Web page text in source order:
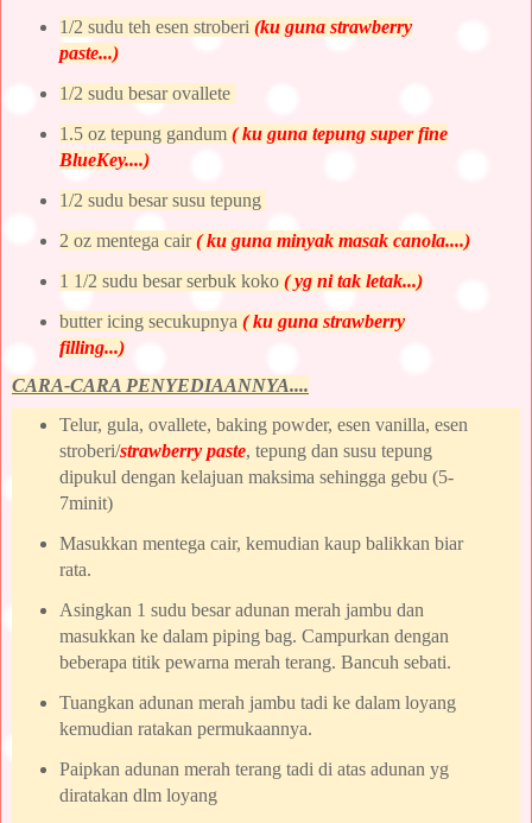
1/2 sudu teh esen stroberi (ku guna strawberry
paste...)
1/2 sudu besar ovallete
1.5 oz tepung gandum ( ku guna tepung super fine
BlueKey....)
1/2 sudu besar susu tepung
2 oz mentega cair( ku guna minyak masak canola....)
1 1/2 sudu besar serbuk koko( yg ni tak letak...)
butter icing secukupnya ( ku guna strawberry
filling...)
CARA-CARA PENYEDIAANNYA....
Telur, gula, ovallete, baking powder, esen vanilla, esen
stroberi/strawberry paste, tepung dan susu tepung
dipukul dengan kelajuan maksima sehingga gebu (5-
7minit)
Masukkan mentega cair, kemudian kaup balikkan biar
rata.
Asingkan 1 sudu besar adunan merah jambu dan
masukkan ke dalam piping bag. Campurkan dengan
beberapa titik pewarna merah terang. Bancuh sebati.
Tuangkan adunan merah jambu tadi ke dalam loyang
kemudian ratakan permukaannya.
Paipkan adunan merah terang tadi di atas adunan yg
diratakan dlm loyang